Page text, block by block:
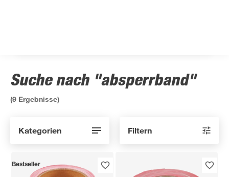
Suche nach "absperrband"
(9 Ergebnisse)
Kategorien Filtern
Bestseller